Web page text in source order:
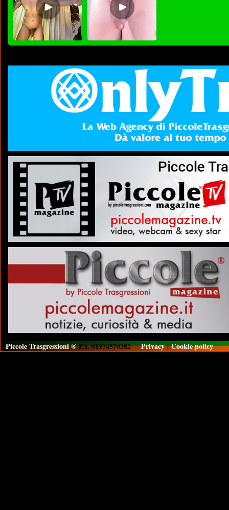
Piccole Trasgressioni ®P.I. 01974570382Privacy|Cookie policy